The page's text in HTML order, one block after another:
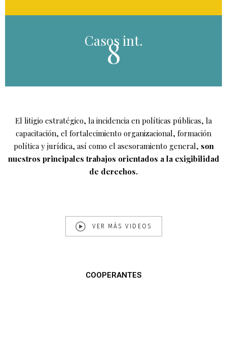
Casos int.
8
El litigio estratégico, la incidencia en políticas públicas, la
capacitación, el fortalecimiento organizacional, formación
política y jurídica, así como el asesoramiento general, son
nuestros principales trabajos orientados a la exigibilidad
de derechos.
VER MÁS VIDEOS
COOPERANTES